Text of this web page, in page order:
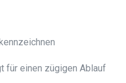
für einen zügigen Ablauf